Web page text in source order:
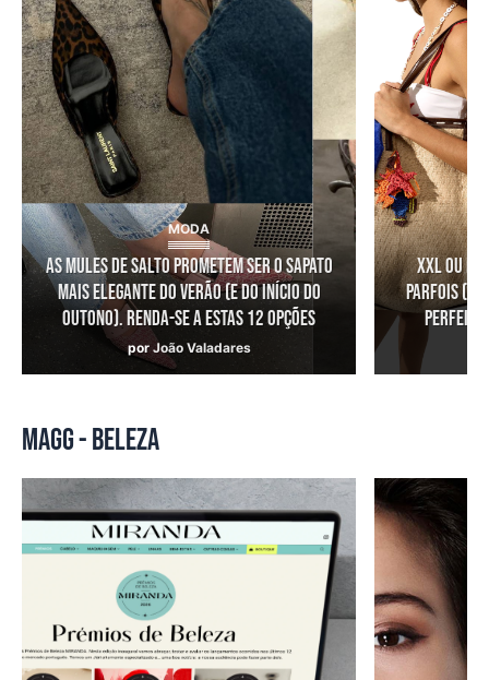
MODA
As mules de salto prometem ser o sapato
mais elegante do verão (e do início do
outono). Renda-se a estas 12 opções
por João Valadares
XXL ou
Parfois
MAGG - BELEZA